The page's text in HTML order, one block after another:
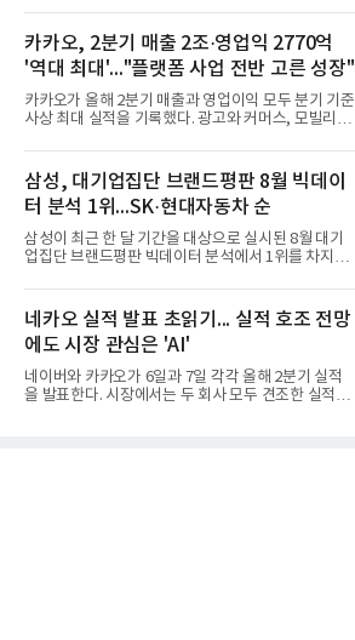
김승연, 이재현, 강호동, 김범수, 양종
용도가 떨어지는 재래식 무기를 새롭게 활용하는 방
안이 강구됐다. 또 핵심 구성품 국산화를 통해 수출상
의 제약을 해소하고자 노력했다. 이러한 LIG넥스원의
신기술 개발 성과가 집약된 무기체계가 바로 휴대용
지대공 유도무기 ‘신궁’이다.신궁은 이미 2009년 수
출을 위한 개량형 멀티런처 개발을 완료함으로써 기
능 다양화와 계열화 가능성을 선보인 바 있었다. 이번
부터 진행됐
카카오, 2분기 매출 2조·영업익 2770억
'역대 최대'..."플랫폼 사업 전반 고른 성장"
카카오가 올해 2분기 매출과 영업이익 모두 분기 기준
사상 최대 실적을 기록했다. 광고와 커머스, 모빌리
인했다.카카오는 6일 연결 기준 올해 2분기 매출 2조
985억원, 영업이익 2770억원을 기록했다고 밝혔다.
전년 동기 대비 매출은 9%, 영업이익은 36% 늘어난
수치다. 전년 동기 실적과 증가율은 카카오게임즈와
카카오헬스케어 관련 손익을 중단영업손익으로 반영
한 기준으로 산출됐다. 지난해 2분기 매출은 1조9175
억원, 영업이익은 2039억원이었다.플랫폼 부문 매출
매출은 6432억원
삼성, 대기업집단 브랜드평판 8월 빅데이
터 분석 1위...SK·현대자동차 순
삼성이 최근 한 달 기간을 대상으로 실시된 8월 대기
업집단 브랜드평판 빅데이터 분석에서 1위를 차지했
판연구소(소장 구창환)는 66개 대기업집단 브랜드를
대상으로 지난 7월 6일부터 8월 6일까지 수집된 소비
자 빅데이터 110,494,413건을 분석한 결과, 삼성이
브랜드평판지수 15,185,511을 기록하며 8월 1위에
올랐다고 밝혔다. 분석에 활용된 빅데이터는 지난 7월
(198,188,813건) 대비 44.25% 감소한 수치다.연구소
에 따르면 8월 대기업집단 브랜드평판 30위 순위는
네카오 실적 발표 초읽기... 실적 호조 전망
에도 시장 관심은 'AI'
네이버와 카카오가 6일과 7일 각각 올해 2분기 실적
을 발표한다. 시장에서는 두 회사 모두 견조한 실적을